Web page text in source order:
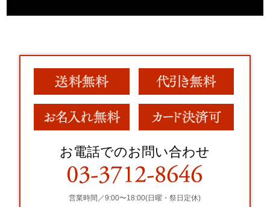
お電話でのお問い合わせ
営業時間／9:00〜18:00(日曜・祭日定休)